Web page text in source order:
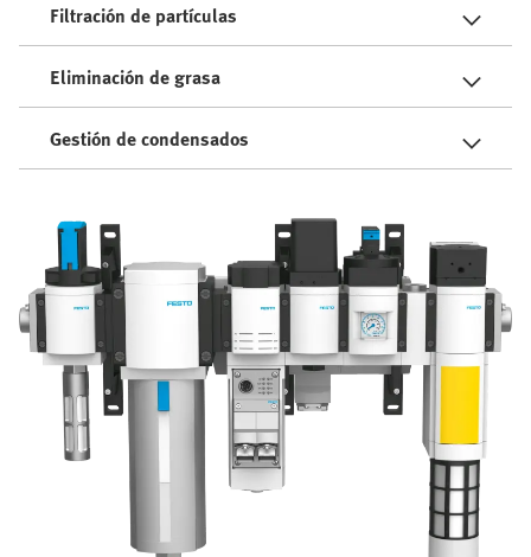
Filtración de partículas
Eliminación de grasa
Gestión de condensados